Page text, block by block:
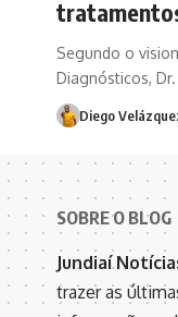
Segundo o
Diagnósticos,
Diego
SOBRE O BLOG
Jundiaí
trazer as